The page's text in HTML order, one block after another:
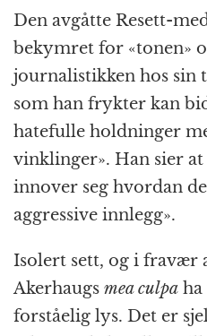
Den avgåtte Resett-
bekymret for «tonen»
journalistikken hos sin
som han frykter kan
hatefulle holdninger
vinklinger». Han sier
innover seg hvordan
aggressive innlegg».
Isolert sett, og i fravær
Akerhaugs mea culpa
forståelig lys. Det er